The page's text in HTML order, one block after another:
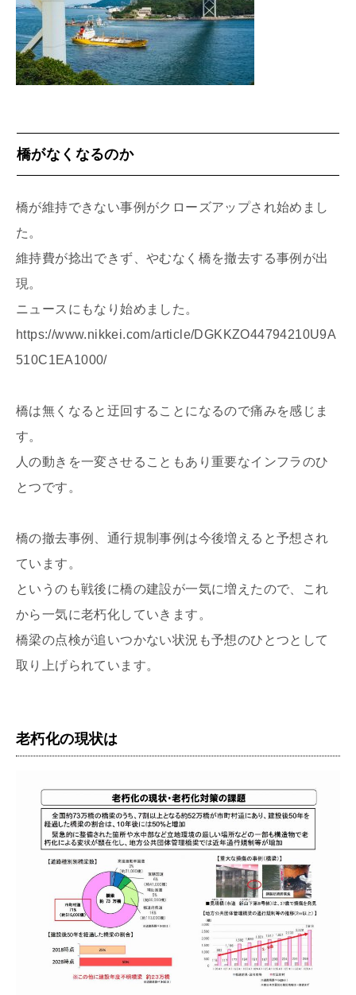
橋がなくなるのか
橋が維持できない事例がクローズアップされ始めまし
た。
維持費が捻出できず、やむなく橋を撤去する事例が出
現。
ニュースにもなり始めました。
https://www.nikkei.com/article/DGKKZO44794210U9A
510C1EA1000/
橋は無くなると迂回することになるので痛みを感じま
す。
人の動きを一変させることもあり重要なインフラのひ
とつです。
橋の撤去事例、通行規制事例は今後増えると予想され
ています。
というのも戦後に橋の建設が一気に増えたので、これ
から一気に老朽化していきます。
橋梁の点検が追いつかない状況も予想のひとつとして
取り上げられています。
老朽化の現状は